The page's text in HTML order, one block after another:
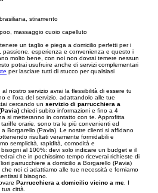
stiramento
massaggio cuoio capelluto
un taglio e piega a domicilio perfetti per i
passione, esperienza e convenienza e questo i
molto bene, con noi non dovrai temere nessun
potrai usufruire anche di servizi complementari
per lasciare tutti di stucco per qualsiasi
nostro servizio avrai la flessibilità di essere tu
e l’ora del servizio, adattandolo alle tue
cercando un servizio di parrucchiera a
chiedi subito informazioni e fino a 4
si metteranno in contatto con te. Approfitta
orarie, sono tra le più convenienti ed
Borgarello (Pavia). Le nostre clienti si affidano
risultati veramente formidabili e
semplicità, rapidità, comodità e
al 100%: devi solo indicare un budget e il
che in pochissimo tempo riceverai richieste di
parrucchiere a domicilio a Borgarello (Pavia)
noi ci adattiamo alle tue necessità e forniamo
il bisogno.
Parrucchiera a domicilio vicino a me . I
città.